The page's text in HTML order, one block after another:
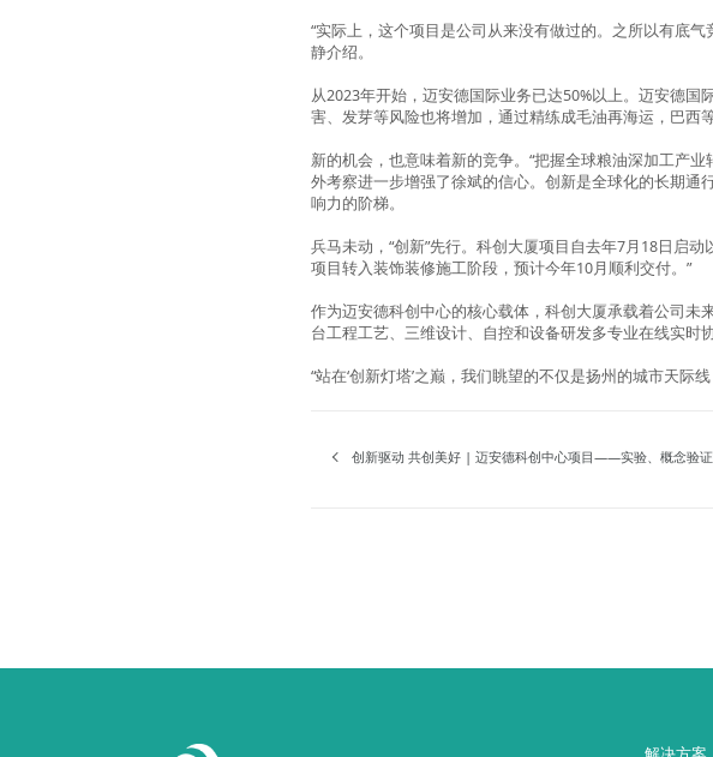
“实际上，这个项目是公司从来没有做过的。之所以有底
静介绍。
从2023年开始，迈安德国际业务已达50%以上。迈安德
害、发芽等风险也将增加，通过精练成毛油再海运，巴西
新的机会，也意味着新的竞争。“把握全球粮油深加工产
外考察进一步增强了徐斌的信心。创新是全球化的长期
响力的阶梯。
兵马未动，“创新”先行。科创大厦项目自去年7月18日启
项目转入装饰装修施工阶段，预计今年10月顺利交付。”
作为迈安德科创中心的核心载体，科创大厦承载着公司未
台工程工艺、三维设计、自控和设备研发多专业在线实时
“站在‘创新灯塔’之巅，我们眺望的不仅是扬州的城市天际
创新驱动 共创美好 | 迈安德科创中心项目——实验、概念验证中心落成暨迈安德-江南大学联合研究中心揭牌